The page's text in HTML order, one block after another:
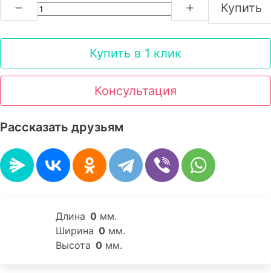
Купить
Купить в 1 клик
Консультация
Рассказать друзьям
Длина 0 мм.
Ширина 0 мм.
Высота 0 мм.